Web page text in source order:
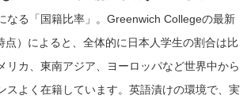
なる「国籍比率」。Greenwich Collegeの最新
点）によると、全体的に日本人学生の割合は比
リカ、東南アジア、ヨーロッパなど世界中から
スよく在籍しています。英語漬けの環境で、実